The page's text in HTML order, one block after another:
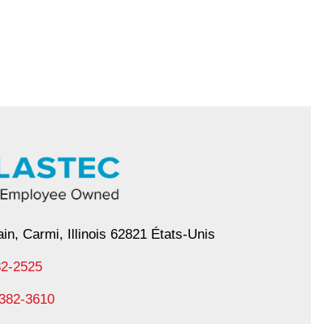
Carmi, Illinois 62821 États-Unis
2525
3610